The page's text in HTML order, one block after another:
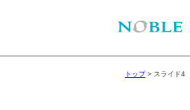
トップ> スライド4